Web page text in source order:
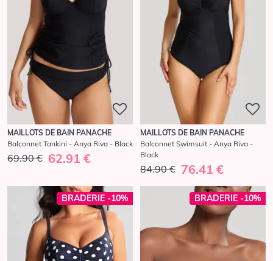
MAILLOTS DE BAIN PANACHE
Balconnet Tankini - Anya Riva - Black
69.90 € 62.91 €
MAILLOTS DE BAIN PANACHE
Balconnet Swimsuit - Anya Riva -
Black
84.90 € 76.41 €
BRADERIE -10% BRADERIE -10%